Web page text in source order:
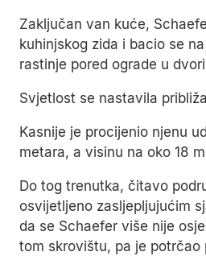
Zaključan van kuće,
kuhinjskog zida i bacio se
rastinje pored ograde u
Svjetlost se nastavila
Kasnije je procijenio njenu
metara, a visinu na oko 18
Do tog trenutka, čitavo
osvijetljeno zasljepljujućim
da se Schaefer više nije
tom skrovištu, pa je potrčao